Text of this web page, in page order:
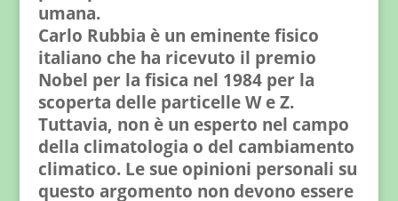
umana.
Carlo Rubbia è un eminente fisico
italiano che ha ricevuto il premio
Nobel per la fisica nel 1984 per la
scoperta delle particelle W e Z.
Tuttavia, non è un esperto nel campo
della climatologia o del cambiamento
climatico. Le sue opinioni personali su
questo argomento non devono essere